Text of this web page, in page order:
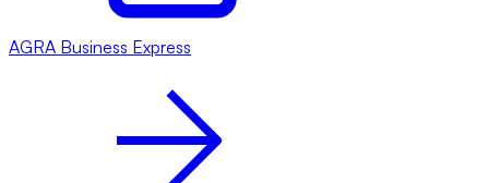
AGRA Business Express